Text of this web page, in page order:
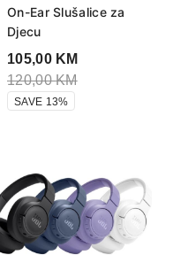
On-Ear Slušalice za
Djecu
105,00 KM
120,00KM
SAVE 13%